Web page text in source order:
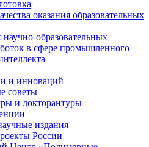
оказания образовательных
образовательных
в сфере промышленного
и инноваций
советы
и докторантуры
издания
России